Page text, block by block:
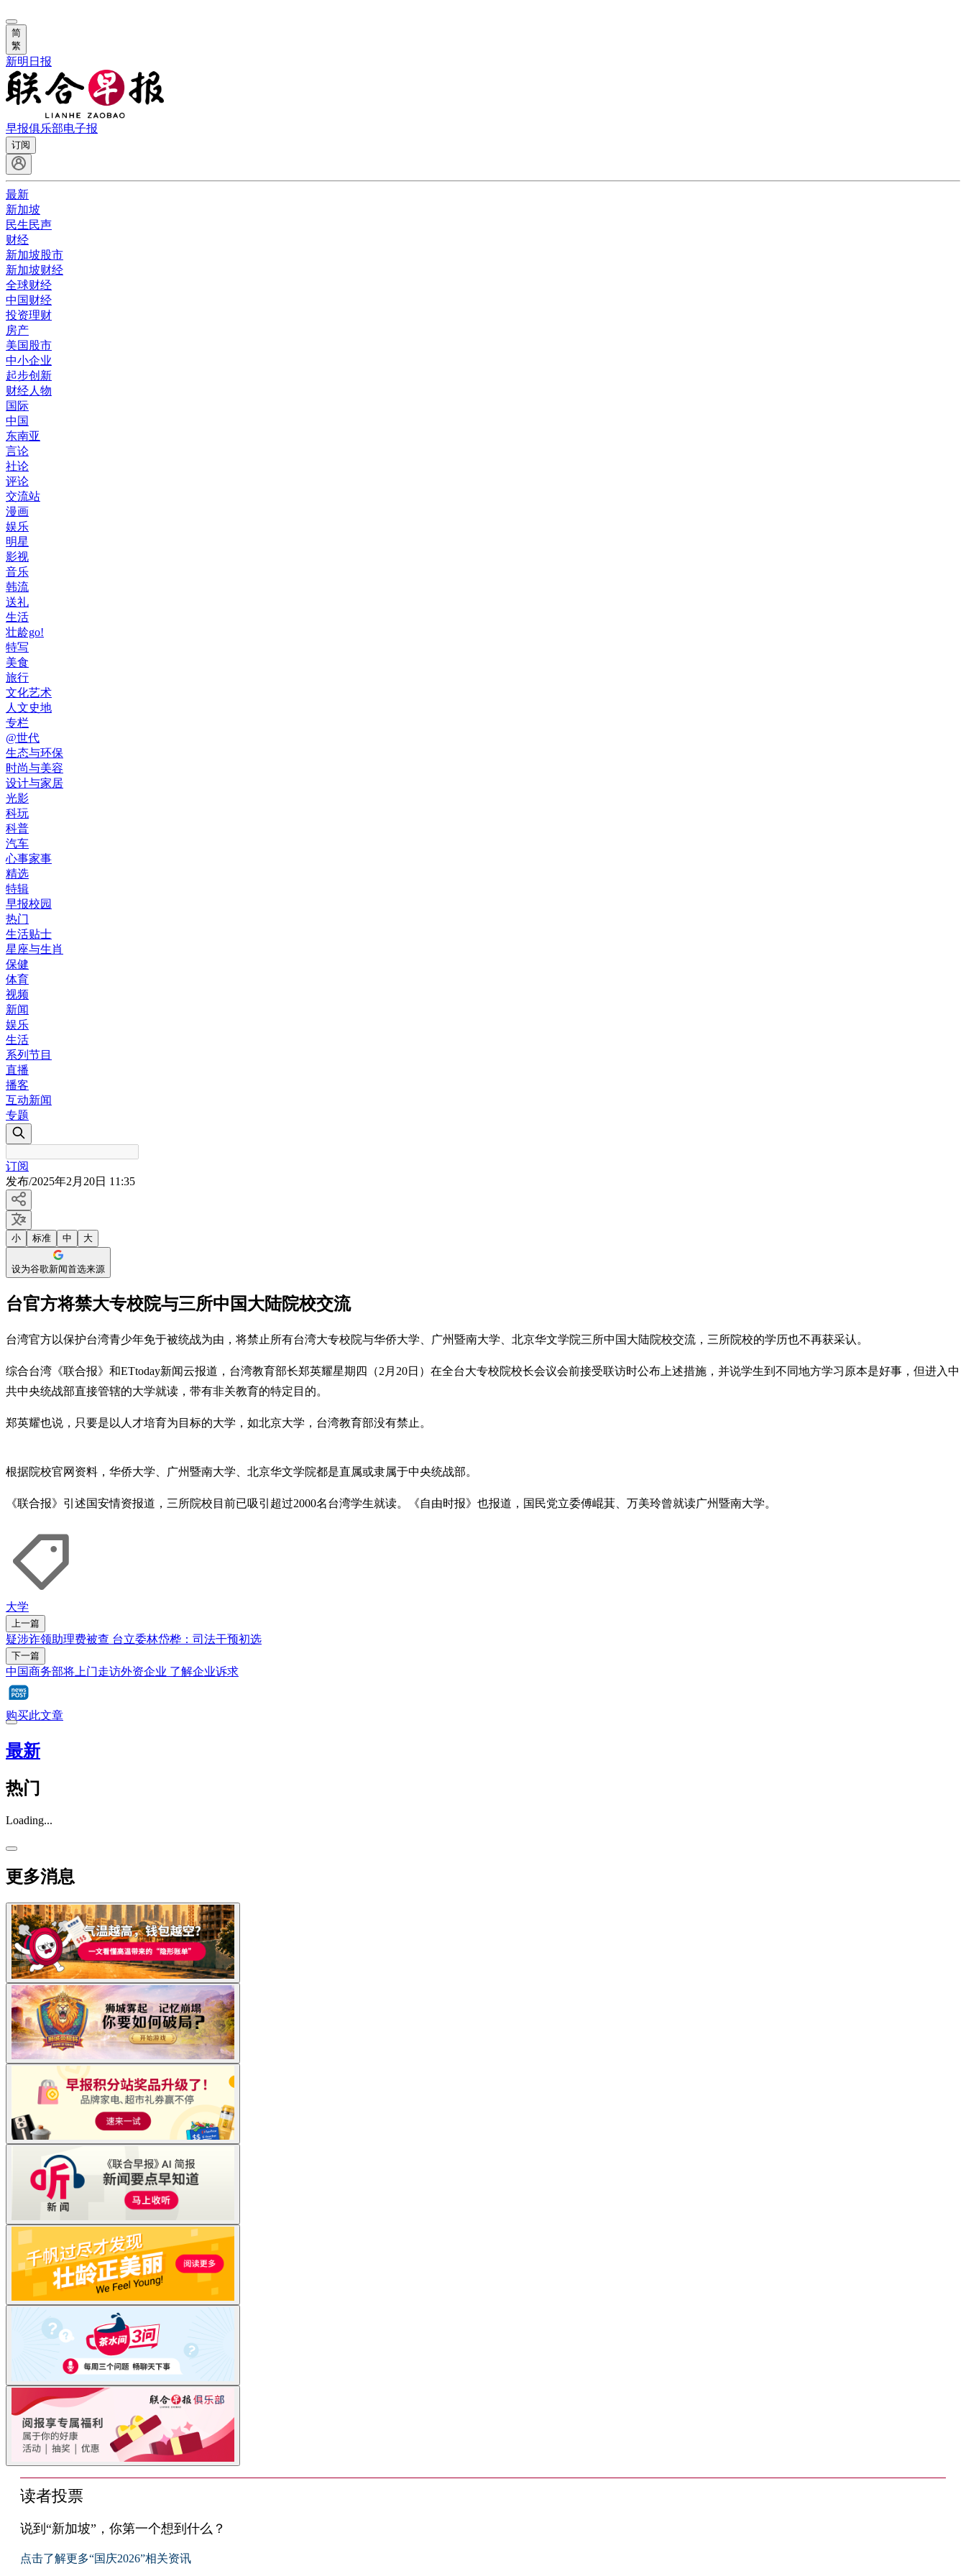
简
繁
新明日报
早报俱乐部电子报
订阅
最新
新加坡
民生民声
财经
新加坡股市
新加坡财经
全球财经
中国财经
投资理财
房产
美国股市
中小企业
起步创新
财经人物
国际
中国
东南亚
言论
社论
评论
交流站
漫画
娱乐
明星
影视
音乐
韩流
送礼
生活
壮龄go!
特写
美食
旅行
文化艺术
人文史地
专栏
@世代
生态与环保
时尚与美容
设计与家居
光影
科玩
科普
汽车
心事家事
精选
特辑
早报校园
热门
生活贴士
星座与生肖
保健
体育
视频
新闻
娱乐
生活
系列节目
直播
播客
互动新闻
专题
订阅
发布/2025年2月20日 11:35
小 标准 中 大
设为谷歌新闻首选来源
台官方将禁大专校院与三所中国大陆院校交流
台湾官方以保护台湾青少年免于被统战为由，将禁止所有台湾大专校院与华侨大学、广州暨南大学、北京华文学院三所中国大陆院校交流，三所院校的学历也不再获采认。
综合台湾《联合报》和ETtoday新闻云报道，台湾教育部长郑英耀星期四（2月20日）在全台大专校院校长会议会前接受联访时公布上述措施，并说学生到不同地方学习原本是好事，但进入中
共中央统战部直接管辖的大学就读，带有非关教育的特定目的。
郑英耀也说，只要是以人才培育为目标的大学，如北京大学，台湾教育部没有禁止。
根据院校官网资料，华侨大学、广州暨南大学、北京华文学院都是直属或隶属于中央统战部。
《联合报》引述国安情资报道，三所院校目前已吸引超过2000名台湾学生就读。《自由时报》也报道，国民党立委傅崐萁、万美玲曾就读广州暨南大学。
大学
上一篇
疑涉诈领助理费被查 台立委林岱桦：司法干预初选
下一篇
中国商务部将上门走访外资企业 了解企业诉求
购买此文章
最新
热门
Loading...
更多消息